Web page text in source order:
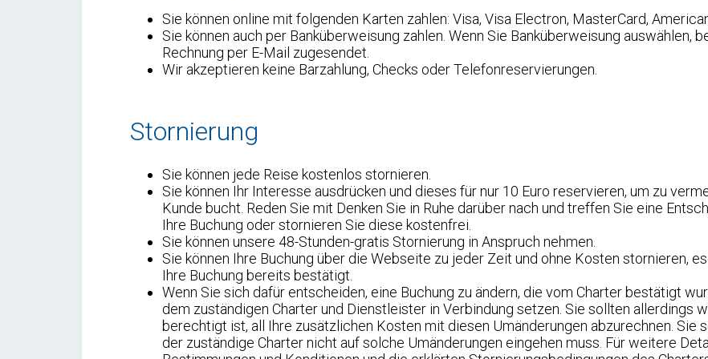
Sie können online mit folgenden Karten zahlen: Visa, Visa Electron, MasterCard,
Sie können auch per Banküberweisung zahlen. Wenn Sie Banküberweisung auswählen,
Rechnung per E-Mail zugesendet.
Wir akzeptieren keine Barzahlung, Checks oder Telefonreservierungen.
Stornierung
Sie können jede Reise kostenlos stornieren.
Sie können Ihr Interesse ausdrücken und dieses für nur 10 Euro reservieren, um zu
Kunde bucht. Reden Sie mit Denken Sie in Ruhe darüber nach und treffen Sie eine
Ihre Buchung oder stornieren Sie diese kostenfrei.
Sie können unsere 48-Stunden-gratis Stornierung in Anspruch nehmen.
Sie können Ihre Buchung über die Webseite zu jeder Zeit und ohne Kosten stornieren,
Ihre Buchung bereits bestätigt.
Wenn Sie sich dafür entscheiden, eine Buchung zu ändern, die vom Charter bestätigt
dem zuständigen Charter und Dienstleister in Verbindung setzen. Sie sollten allerdings
berechtigt ist, all Ihre zusätzlichen Kosten mit diesen Umänderungen abzurechnen. Sie
der zuständige Charter nicht auf solche Umänderungen eingehen muss. Für weitere